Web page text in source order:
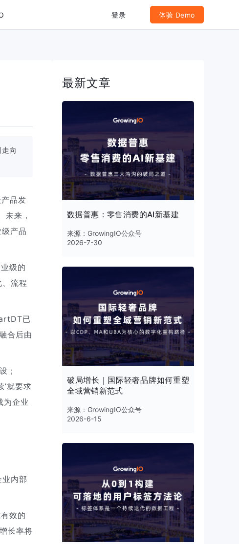
登录 体验 Demo
向
品发
未来，
产品
级的
流程
已
合后由
；
就要求
为企业
内部
效的
长率将
最新文章
数据普惠：零售消费的AI新基建
来源： GrowingIO公众号
2026-7-30
破局增长｜国际轻奢品牌如何重塑
全域营销新范式
来源： GrowingIO公众号
2026-6-15